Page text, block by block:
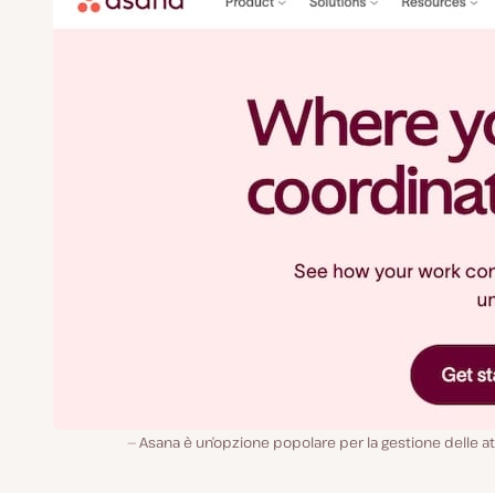
Asana è un’opzione popolare per la gestione delle